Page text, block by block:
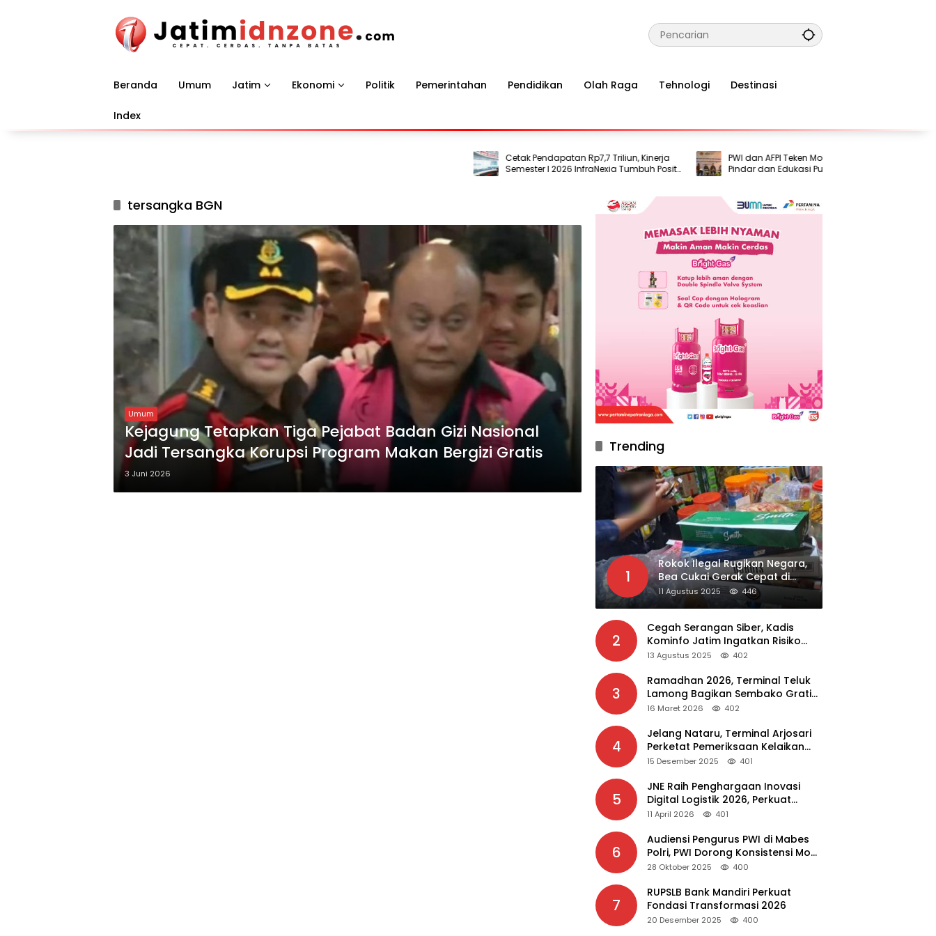
Beranda Umum Jatim Ekonomi Politik Pemerintahan Pendidikan Olah Raga Tehnologi Destinasi
Index
Cetak Pendapatan Rp7,7 Triliun, Kinerja
Semester I 2026 InfraNexia Tumbuh Positif
dan Perkuat Daya Saing Industri Digital
PWI dan AFPI Teken MoU, Perkuat Literasi
Pindar dan Edukasi Publik Cegah Pinjol
Ilegal
tersangka BGN
Umum
Kejagung Tetapkan Tiga Pejabat Badan Gizi Nasional
Jadi Tersangka Korupsi Program Makan Bergizi Gratis
3 Juni 2026
Trending
1
Rokok Ilegal Rugikan Negara,
Bea Cukai Gerak Cepat di
Giripurno
11 Agustus 2025 446
2
Cegah Serangan Siber, Kadis
Kominfo Jatim Ingatkan Risiko
Malware dari Aplikasi Bajakan
13 Agustus 2025 402
3
Ramadhan 2026, Terminal Teluk
Lamong Bagikan Sembako Gratis
dan Takjil untuk Masyarakat
16 Maret 2026 402
4
Jelang Nataru, Terminal Arjosari
Perketat Pemeriksaan Kelaikan
Bus
15 Desember 2025 401
5
JNE Raih Penghargaan Inovasi
Digital Logistik 2026, Perkuat
Transformasi Layanan
11 April 2026 401
6
Audiensi Pengurus PWI di Mabes
Polri, PWI Dorong Konsistensi MoU
Dewan Pers – Polri
28 Oktober 2025 400
7
RUPSLB Bank Mandiri Perkuat
Fondasi Transformasi 2026
20 Desember 2025 400